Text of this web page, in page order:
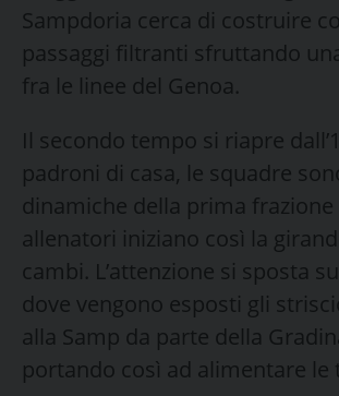
Sampdoria cerca di costruire
passaggi filtranti sfruttando
fra le linee del Genoa.
Il secondo tempo si riapre
padroni di casa, le squadre
dinamiche della prima frazione
allenatori iniziano così la
cambi. L’attenzione si sposta
dove vengono esposti gli
alla Samp da parte della
portando così ad alimentare le